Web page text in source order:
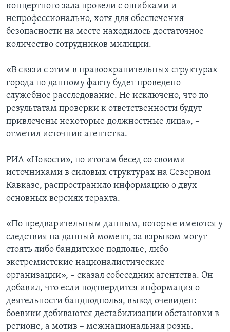
концертного зала провели с ошибками и
непрофессионально, хотя для обеспечения
безопасности на месте находилось достаточное
количество сотрудников милиции.
«В связи с этим в правоохранительных структурах
города по данному факту будет проведено
служебное расследование. Не исключено, что по
результатам проверки к ответственности будут
привлечены некоторые должностные лица», –
отметил источник агентства.
РИА «Новости», по итогам бесед со своими
источниками в силовых структурах на Северном
Кавказе, распространило информацию о двух
основных версиях теракта.
«По предварительным данным, которые имеются у
следствия на данный момент, за взрывом могут
стоять либо бандитское подполье, либо
экстремистские националистические
организации», – сказал собеседник агентства. Он
добавил, что если подтвердится информация о
деятельности бандподполья, вывод очевиден:
боевики добиваются дестабилизации обстановки в
регионе, а мотив – межнациональная рознь.